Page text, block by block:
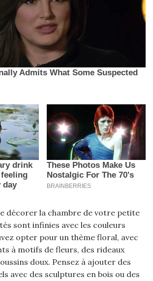
décorer la chambre de votre petite
sont infinies avec les couleurs
opter pour un thème floral, avec
à motifs de fleurs, des rideaux
doux. Pensez à ajouter des
avec des sculptures en bois ou des